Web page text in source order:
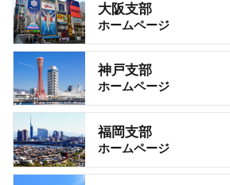
大阪支部
ホームページ
神戸支部
ホームページ
福岡支部
ホームページ